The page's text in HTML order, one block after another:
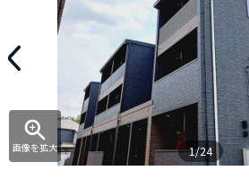
画像を拡大 1/24